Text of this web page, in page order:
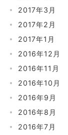
2017年3月
2017年2月
2017年1月
2016年12月
2016年11月
2016年10月
2016年9月
2016年8月
2016年7月